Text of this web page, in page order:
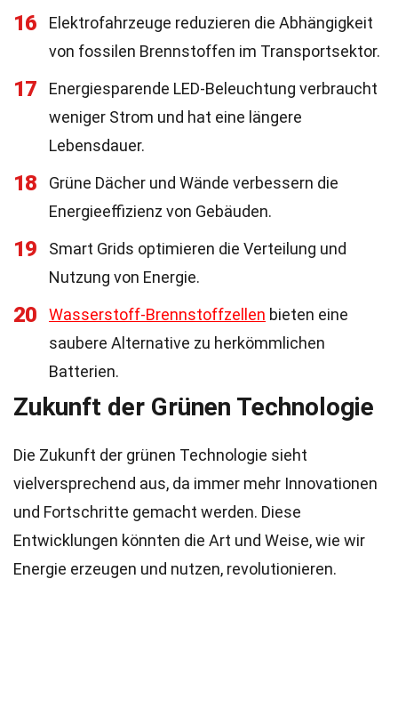
16
Elektrofahrzeuge reduzieren die Abhängigkeit
von fossilen Brennstoffen im Transportsektor.
17
Energiesparende LED-Beleuchtung verbraucht
weniger Strom und hat eine längere
Lebensdauer.
18
Grüne Dächer und Wände verbessern die
Energieeffizienz von Gebäuden.
19
Smart Grids optimieren die Verteilung und
Nutzung von Energie.
20 Wasserstoff-Brennstoffzellen bieten eine
saubere Alternative zu herkömmlichen
Batterien.
Zukunft der Grünen Technologie
Die Zukunft der grünen Technologie sieht
vielversprechend aus, da immer mehr Innovationen
und Fortschritte gemacht werden. Diese
Entwicklungen könnten die Art und Weise, wie wir
Energie erzeugen und nutzen, revolutionieren.